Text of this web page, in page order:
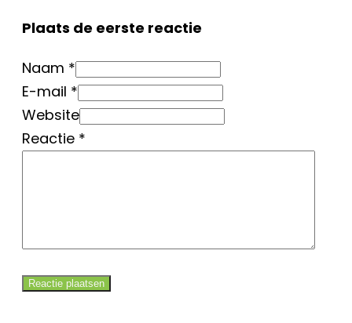
Plaats de eerste reactie
Naam *
E-mail *
Website
Reactie *